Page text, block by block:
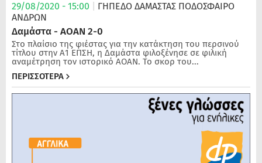
29/08/2020 - 15:00 ΓΗΠΕΔΟ ΔΑΜΑΣΤΑΣ ΠΟΔΌΣΦΑΙΡΟ
ΑΝΔΡΏΝ
Δαμάστα - ΑΟΑΝ 2-0
Στο πλαίσιο της φιέστας για την κατάκτηση του περσινού
τίτλου στην Α1 ΕΠΣΗ, η Δαμάστα φιλοξένησε σε φιλική
αναμέτρηση τον ιστορικό ΑΟΑΝ. Το σκορ του...
ΠΕΡΙΣΣΟΤΕΡΑ